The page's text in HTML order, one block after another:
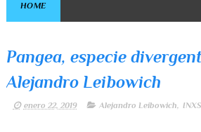
HOME
Pangea, especie
Alejandro Leibowich
enero 22, 2019 Alejandro Leibowich, INXS